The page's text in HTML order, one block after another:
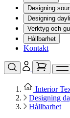
Designing
Designing
Verktyg och
Hållbarhet
Kontakt
Interior
Designing
Hållbarhet